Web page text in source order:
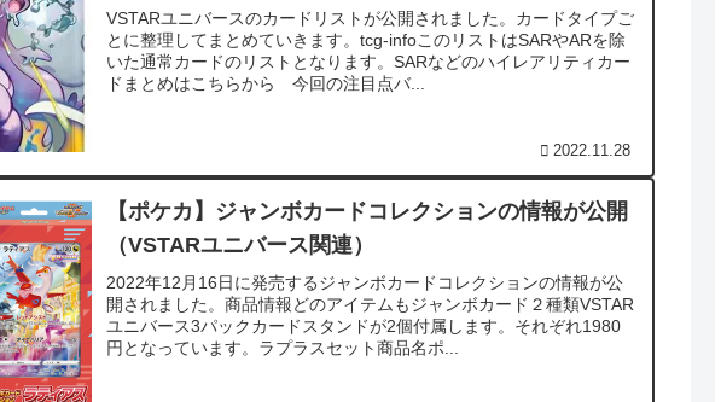
VSTARユニバースのカードリストが公開されました。カードタイプご
とに整理してまとめていきます。tcg-infoこのリストはSARやARを除
いた通常カードのリストとなります。SARなどのハイレアリティカー
ドまとめはこちらから 今回の注目点バ...
2022.11.28
【ポケカ】ジャンボカードコレクションの情報が公開
（VSTARユニバース関連）
2022年12月16日に発売するジャンボカードコレクションの情報が公
開されました。商品情報どのアイテムもジャンボカード２種類VSTAR
ユニバース3パックカードスタンドが2個付属します。それぞれ1980
円となっています。ラプラスセット商品名ポ...